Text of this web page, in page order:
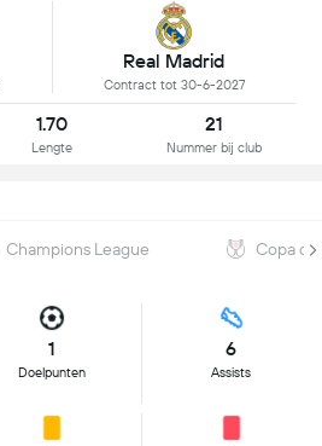
Real Madrid
Contract tot 30-6-2027
1.70
Lengte
21
Nummer bij club
Champions League Copa
1
Doelpunten
6
Assists